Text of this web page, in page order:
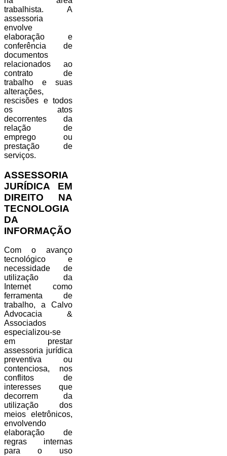
trabalhista. A
assessoria
envolve
elaboração e
conferência de
documentos
relacionados ao
contrato de
trabalho e suas
alterações,
rescisões e todos
os atos
decorrentes da
relação de
emprego ou
prestação de
serviços.
ASSESSORIA
JURÍDICA EM
DIREITO NA
TECNOLOGIA
DA
INFORMAÇÃO
Com o avanço
tecnológico e
necessidade de
utilização da
Internet como
ferramenta de
trabalho, a Calvo
Advocacia &
Associados
especializou-se
em prestar
assessoria jurídica
preventiva ou
contenciosa, nos
conflitos de
interesses que
decorrem da
utilização dos
meios eletrônicos,
envolvendo
elaboração de
regras internas
para o uso